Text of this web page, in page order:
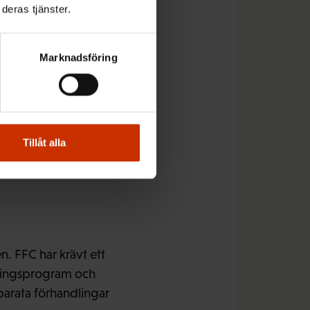
tjänster.
Marknadsföring
Tillåt alla
de första åren
det är
anställningar. I
ska utreda hur
Kommittén för
FFC har krävt ett
och
förhandlingar